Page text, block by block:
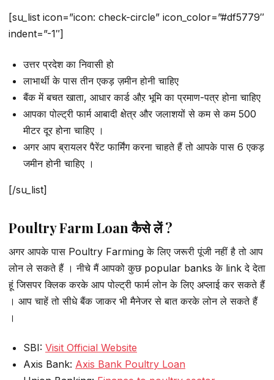
[su_list icon=”icon: check-circle” icon_color=”#df5779″
indent=”-1″]
उत्तर प्रदेश का निवासी हो
लाभार्थी के पास तीन एकड़ ज़मीन होनी चाहिए
बैंक में बचत खाता, आधार कार्ड औऱ भूमि का प्रमाण-पत्र होना चाहिए
आपका पोल्ट्री फार्म आबादी क्षेत्र और जलाशयों से कम से कम 500
मीटर दूर होना चाहिए ।
अगर आप ब्रायलर पैरेंट फार्मिंग करना चाहते हैं तो आपके पास 6 एकड़
जमीन होनी चाहिए ।
[/su_list]
Poultry Farm Loan कैसे लें ?
अगर आपके पास Poultry Farming के लिए जरूरी पूंजी नहीं है तो आप
लोन ले सकते हैं । नीचे मैं आपको कुछ popular banks के link दे देता
हूं जिसपर क्लिक करके आप पोल्ट्री फार्म लोन के लिए अप्लाई कर सकते हैं
। आप चाहें तो सीधे बैंक जाकर भी मैनेजर से बात करके लोन ले सकते हैं
।
SBI: Visit Official Website
Axis Bank: Axis Bank Poultry Loan